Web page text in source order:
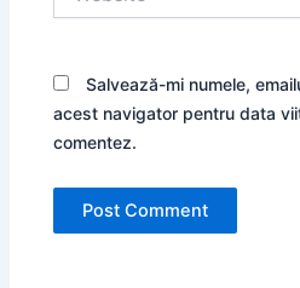
Salvează-mi numele,
acest navigator pentru data
comentez.